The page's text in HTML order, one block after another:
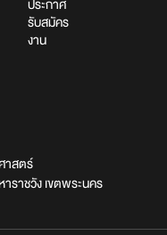
ประกาศ
รับสมัคร
งาน
าสตร์
ราชวัง เขตพระนคร